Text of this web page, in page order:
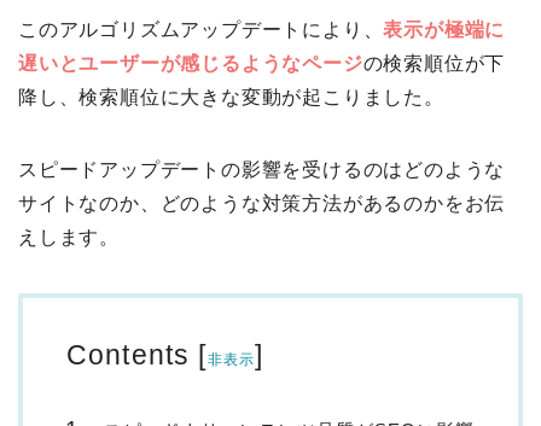
このアルゴリズムアップデートにより、表示が極端に
遅いとユーザーが感じるようなページの検索順位が下
降し、検索順位に大きな変動が起こりました。
スピードアップデートの影響を受けるのはどのような
サイトなのか、どのような対策方法があるのかをお伝
えします。
Contents [非表示]